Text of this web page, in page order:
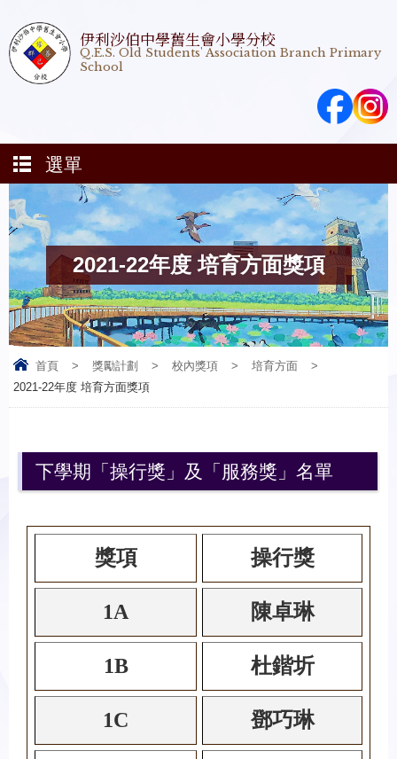
伊利沙伯中學舊生會小學分校
Q.E.S. Old Students' Association Branch Primary
School
選單
2021-22年度 培育方面獎項
首頁 > 獎勵計劃 > 校內獎項 > 培育方面
>
2021-22年度 培育方面獎項
下學期「操行獎」及「服務獎」名單
獎項 操行獎
1A 陳卓琳
1B 杜鍇圻
1C 鄧巧琳